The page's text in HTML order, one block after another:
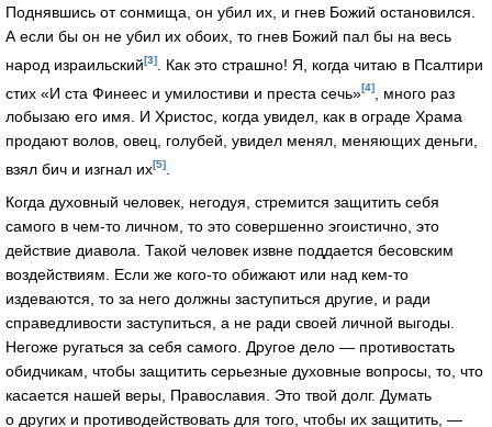
Поднявшись от сонмища, он убил их, и гнев Божий остановился.
А если бы он не убил их обоих, то гнев Божий пал бы на весь
народ израильский[3]
. Как это страшно! Я, когда читаю в Псалтири
стих «И ста Финеес и умилостиви и преста сечь»[4]
, много раз
лобызаю его имя. И Христос, когда увидел, как в ограде Храма
продают волов, овец, голубей, увидел менял, меняющих деньги,
взял бич и изгнал их[5]
Когда духовный человек, негодуя, стремится защитить себя
самого в чем-то личном, то это совершенно эгоистично, это
действие диавола. Такой человек извне поддается бесовским
воздействиям. Если же кого-то обижают или над кем-то
издеваются, то за него должны заступиться другие, и ради
справедливости заступиться, а не ради своей личной выгоды.
Негоже ругаться за себя самого. Другое дело — противостать
обидчикам, чтобы защитить серьезные духовные вопросы, то, что
касается нашей веры, Православия. Это твой долг. Думать
о других и противодействовать для того, чтобы их защитить, —